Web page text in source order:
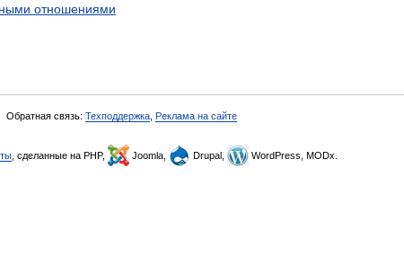
отношениями
Обратная связь: Техподдержка Реклама на сайте
, сделанные на PHP, Joomla, Drupal, WordPress, MODx.